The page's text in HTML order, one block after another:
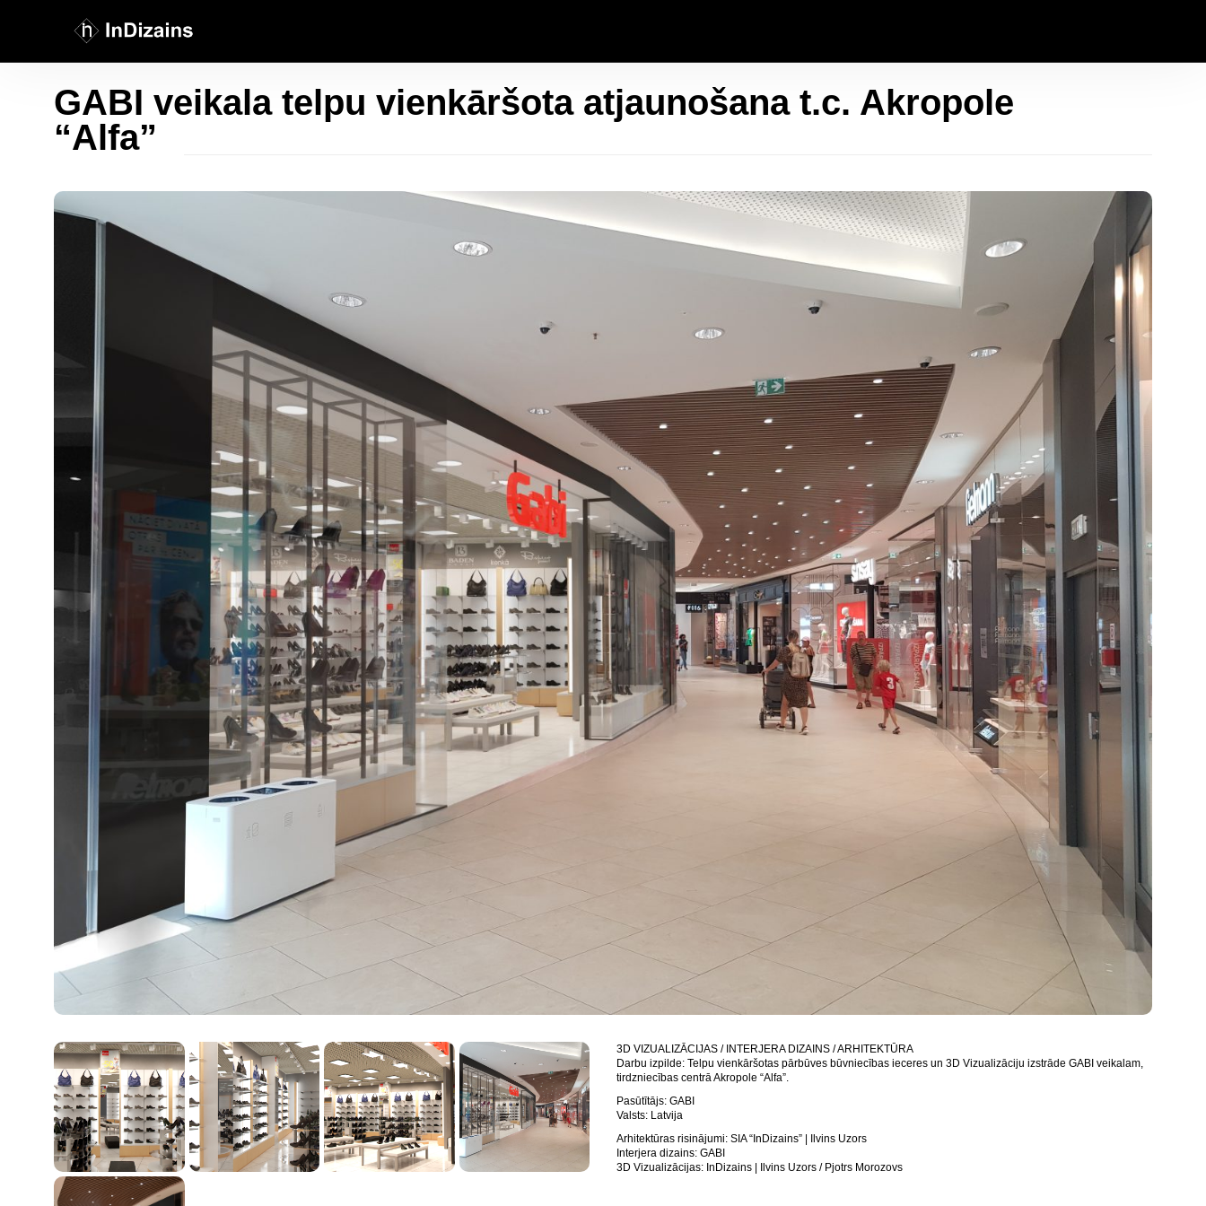
GABI veikala telpu vienkāršota atjaunošana t.c. Akropole
“Alfa”
3D VIZUALIZĀCIJAS / INTERJERA DIZAINS / ARHITEKTŪRA
Darbu izpilde: Telpu vienkāršotas pārbūves būvniecības ieceres un 3D Vizualizāciju izstrāde GABI veikalam,
tirdzniecības centrā Akropole “Alfa”.
Pasūtītājs: GABI
Valsts: Latvija
Arhitektūras risinājumi: SIA “InDizains” | Ilvins Uzors
Interjera dizains: GABI
3D Vizualizācijas: InDizains | Ilvins Uzors / Pjotrs Morozovs